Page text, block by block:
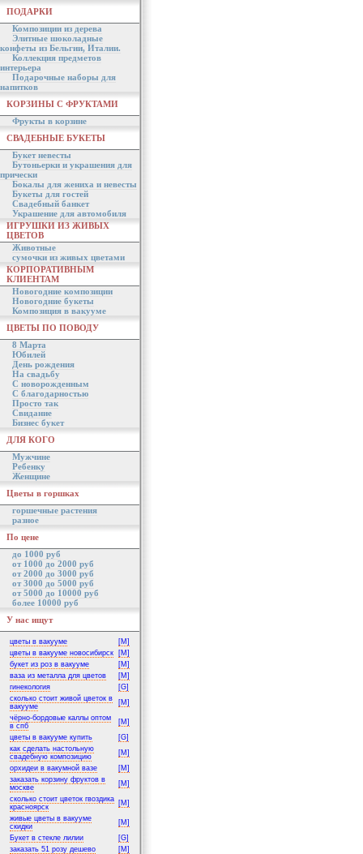
ПОДАРКИ
Композиции из дерева
Элитные шоколадные
конфеты из Бельгии, Италии.
Коллекция предметов
интерьера
Подарочные наборы для
напитков
КОРЗИНЫ С ФРУКТАМИ
Фрукты в корзине
СВАДЕБНЫЕ БУКЕТЫ
Букет невесты
Бутоньерки и украшения для
прически
Бокалы для жениха и невесты
Букеты для гостей
Свадебный банкет
Украшение для автомобиля
ИГРУШКИ ИЗ ЖИВЫХ
ЦВЕТОВ
Животные
сумочки из живых цветами
КОРПОРАТИВНЫМ
КЛИЕНТАМ
Новогодние композиции
Новогодние букеты
Композиция в вакууме
ЦВЕТЫ ПО ПОВОДУ
8 Марта
Юбилей
День рождения
На свадьбу
С новорожденным
С благодарностью
Просто так
Свидание
Бизнес букет
ДЛЯ КОГО
Мужчине
Ребенку
Женщине
Цветы в горшках
горшечные растения
разное
По цене
до 1000 руб
от 1000 до 2000 руб
от 2000 до 3000 руб
от 3000 до 5000 руб
от 5000 до 10000 руб
более 10000 руб
У нас ищут
цветы в вакууме
[M]
цветы в вакууме новосибирск
[M]
букет из роз в вакууме
[M]
ваза из металла для цветов
[M]
гинекология
[G]
сколько стоит живой цветок в
вакууме
[M]
чёрно-бордовые каллы оптом
в спб
[M]
цветы в вакууме купить
[G]
как сделать настольную
свадебную композицию
[M]
орхидеи в вакумной вазе
[M]
заказать корзину фруктов в
москве
[M]
сколько стоит цветок гвоздика
красноярск
[M]
живые цветы в вакууме
скидки
[M]
Букет в стекле лилии
[G]
заказать 51 розу дешево
[M]